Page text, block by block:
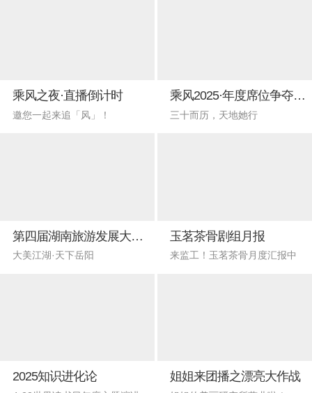
乘风之夜·直播倒计时
邀您一起来追「风」！
乘风2025·年度席位争夺直播赛
三十而历，天地她行
第四届湖南旅游发展大会开幕式
大美江湖·天下岳阳
玉茗茶骨剧组月报
来监工！玉茗茶骨月度汇报中
2025知识进化论 姐姐来团播之漂亮大作战